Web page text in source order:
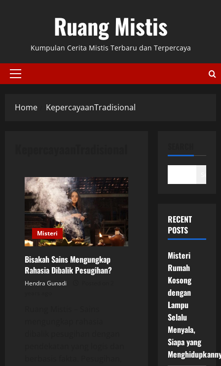
Ruang Mistis
Kumpulan Cerita Mistis Terbaru dan Terpercaya
Primary
Home KepercayaanTradisional
Misteri
Bisakah Sains Mengungkap
Rahasia Dibalik Pesugihan?
Hendra Gunadi
RECENT
POSTS
Misteri
Rumah
Kosong
dengan
Lampu
Selalu
Menyala,
Siapa yang